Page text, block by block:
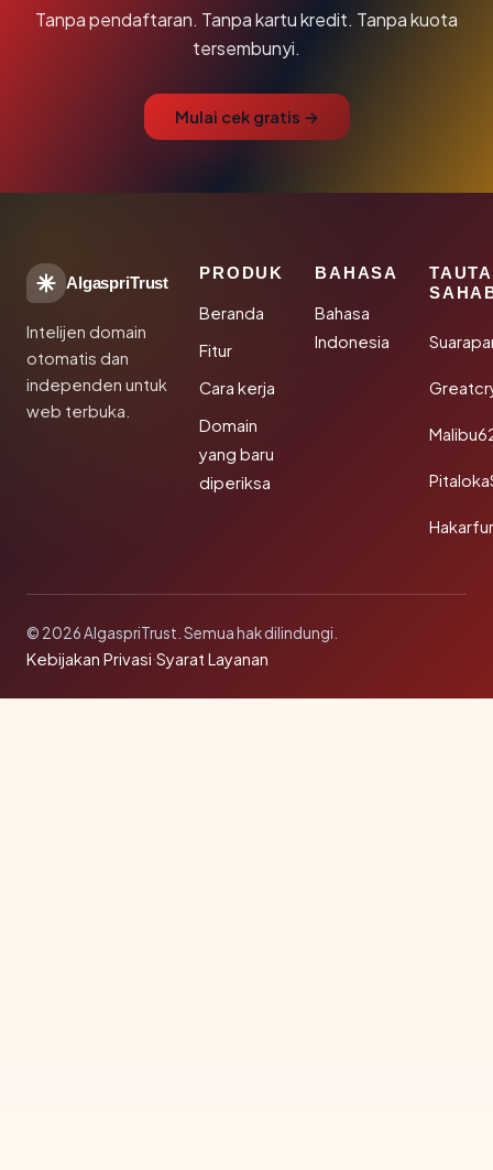
Tanpa pendaftaran. Tanpa kartu kredit. Tanpa kuota
tersembunyi.
Mulai cek gratis →
AlgaspriTrust
Intelijen domain
otomatis dan
independen untuk
web terbuka.
PRODUK
Beranda
Fitur
Cara kerja
Domain
yang baru
diperiksa
BAHASA
Bahasa
Indonesia
© 2026 AlgaspriTrust. Semua hak dilindungi.
Kebijakan Privasi·Syarat Layanan